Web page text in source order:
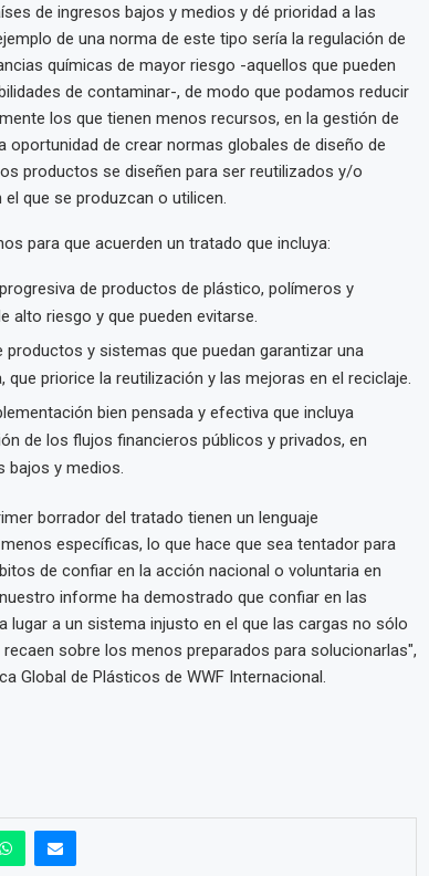
de ingresos bajos y medios y dé prioridad a las
de una norma de este tipo sería la regulación de
químicas de mayor riesgo -aquellos que pueden
de contaminar-, de modo que podamos reducir
los que tienen menos recursos, en la gestión de
de crear normas globales de diseño de
productos se diseñen para ser reutilizados y/o
que se produzcan o utilicen.
para que acuerden un tratado que incluya:
de productos de plástico, polímeros y
alto riesgo y que pueden evitarse.
productos y sistemas que puedan garantizar una
priorice la reutilización y las mejoras en el reciclaje.
bien pensada y efectiva que incluya
de los flujos financieros públicos y privados, en
bajos y medios.
borrador del tratado tienen un lenguaje
específicas, lo que hace que sea tentador para
de confiar en la acción nacional o voluntaria en
informe ha demostrado que confiar en las
lugar a un sistema injusto en el que las cargas no sólo
sobre los menos preparados para solucionarlas",
Global de Plásticos de WWF Internacional.